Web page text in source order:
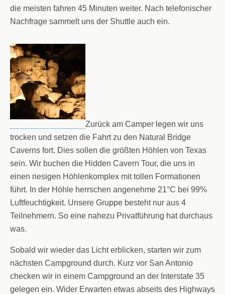
die meisten fahren 45 Minuten weiter. Nach telefonischer
Nachfrage sammelt uns der Shuttle auch ein.
Zurück am Camper legen wir uns
trocken und setzen die Fahrt zu den Natural Bridge
Caverns fort. Dies sollen die größten Höhlen von Texas
sein. Wir buchen die Hidden Cavern Tour, die uns in
einen riesigen Höhlenkomplex mit tollen Formationen
führt. In der Höhle herrschen angenehme 21°C bei 99%
Luftfeuchtigkeit. Unsere Gruppe besteht nur aus 4
Teilnehmern. So eine nahezu Privatführung hat durchaus
was.
Sobald wir wieder das Licht erblicken, starten wir zum
nächsten Campground durch. Kurz vor San Antonio
checken wir in einem Campground an der Interstate 35
gelegen ein. Wider Erwarten etwas abseits des Highways